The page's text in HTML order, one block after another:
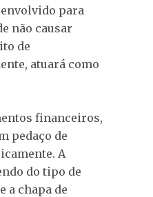
para
não causar
de
atuará como
financeiros,
pedaço de
A
do tipo de
a chapa de